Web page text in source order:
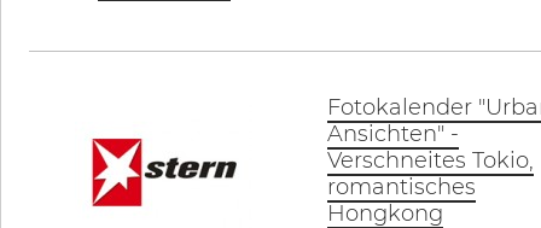
Fotokalender
Ansichten" -
Verschneites Tokio,
romantisches
Hongkong